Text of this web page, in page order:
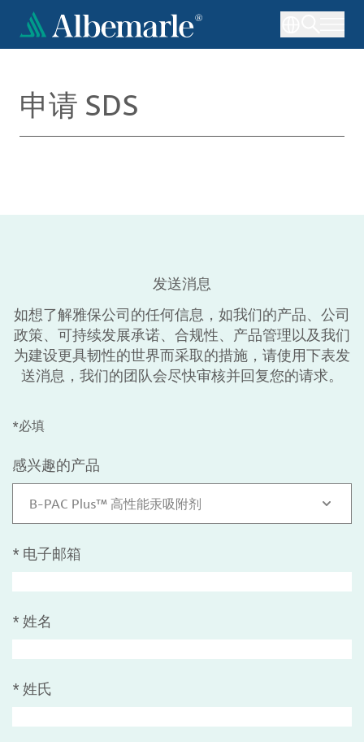
到
申请 SDS
发送消息
如想了解雅保公司的任何信息，如我们的产品、公司
政策、可持续发展承诺、合规性、产品管理以及我们
为建设更具韧性的世界而采取的措施，请使用下表发
送消息，我们的团队会尽快审核并回复您的请求。
*必填
感兴趣的产品
B-PAC Plus™ 高性能汞吸附剂
* 电子邮箱
* 姓名
* 姓氏